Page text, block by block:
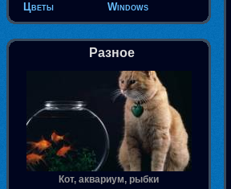
Цветы
Windows
Разное
Кот, аквариум, рыбки